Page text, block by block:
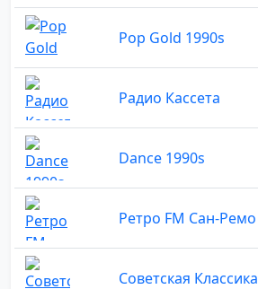
Pop Gold 1990s
Радио Кассета
Dance 1990s
Ретро FM Сан-Ремо
Советская Классика